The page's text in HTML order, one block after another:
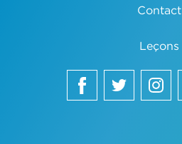
Contact
Leçons